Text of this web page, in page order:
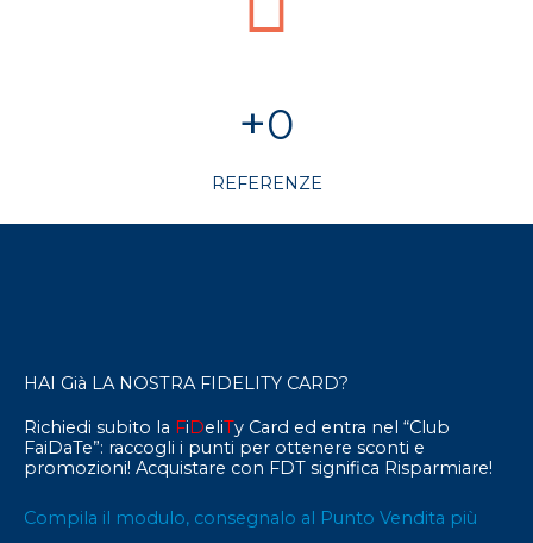
+0
REFERENZE
HAI Già LA NOSTRA FIDELITY CARD?
Richiedi subito la FiDeliTy Card ed entra nel “Club
FaiDaTe”: raccogli i punti per ottenere sconti e
promozioni! Acquistare con FDT significa Risparmiare!
Compila il modulo, consegnalo al Punto Vendita più